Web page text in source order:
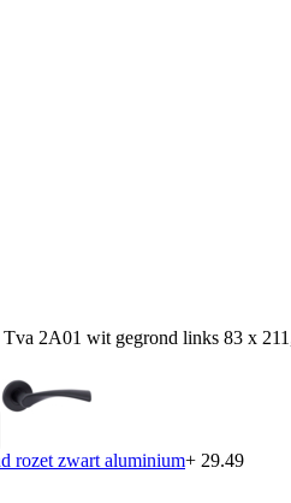
2A01 wit gegrond links 83 x
rozet zwart aluminium+ 29.49